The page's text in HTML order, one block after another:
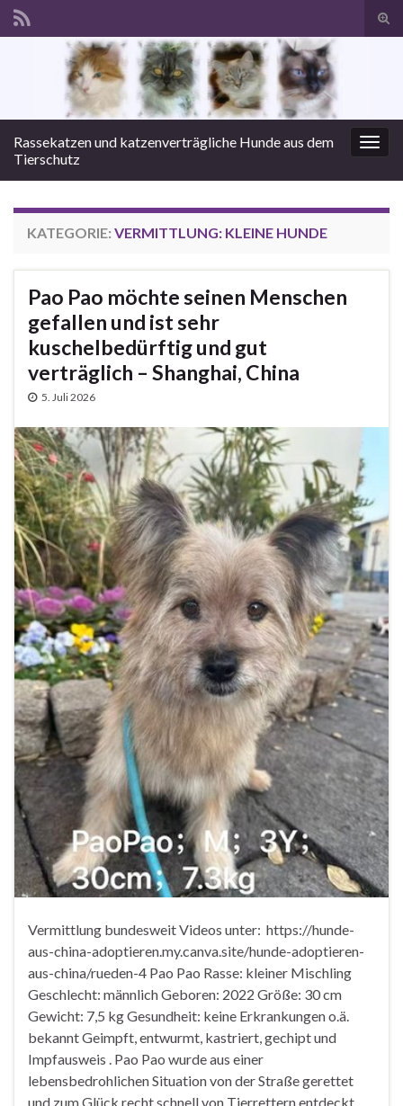
Search for:
Rassekatzen und katzenverträgliche Hunde aus dem
Tierschutz
KATEGORIE: VERMITTLUNG: KLEINE HUNDE
Pao Pao möchte seinen Menschen
gefallen und ist sehr
kuschelbedürftig und gut
verträglich – Shanghai, China
5. Juli 2026
Vermittlung bundesweit Videos unter: https://hunde-
aus-china-adoptieren.my.canva.site/hunde-adoptieren-
aus-china/rueden-4 Pao Pao Rasse: kleiner Mischling
Geschlecht: männlich Geboren: 2022 Größe: 30 cm
Gewicht: 7,5 kg Gesundheit: keine Erkrankungen o.ä.
bekannt Geimpft, entwurmt, kastriert, gechipt und
Impfausweis . Pao Pao wurde aus einer
lebensbedrohlichen Situation von der Straße gerettet
und zum Glück recht schnell von Tierrettern entdeckt